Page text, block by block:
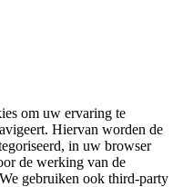
om uw ervaring te
Hiervan worden de
in uw browser
de werking van de
gebruiken ook third-party